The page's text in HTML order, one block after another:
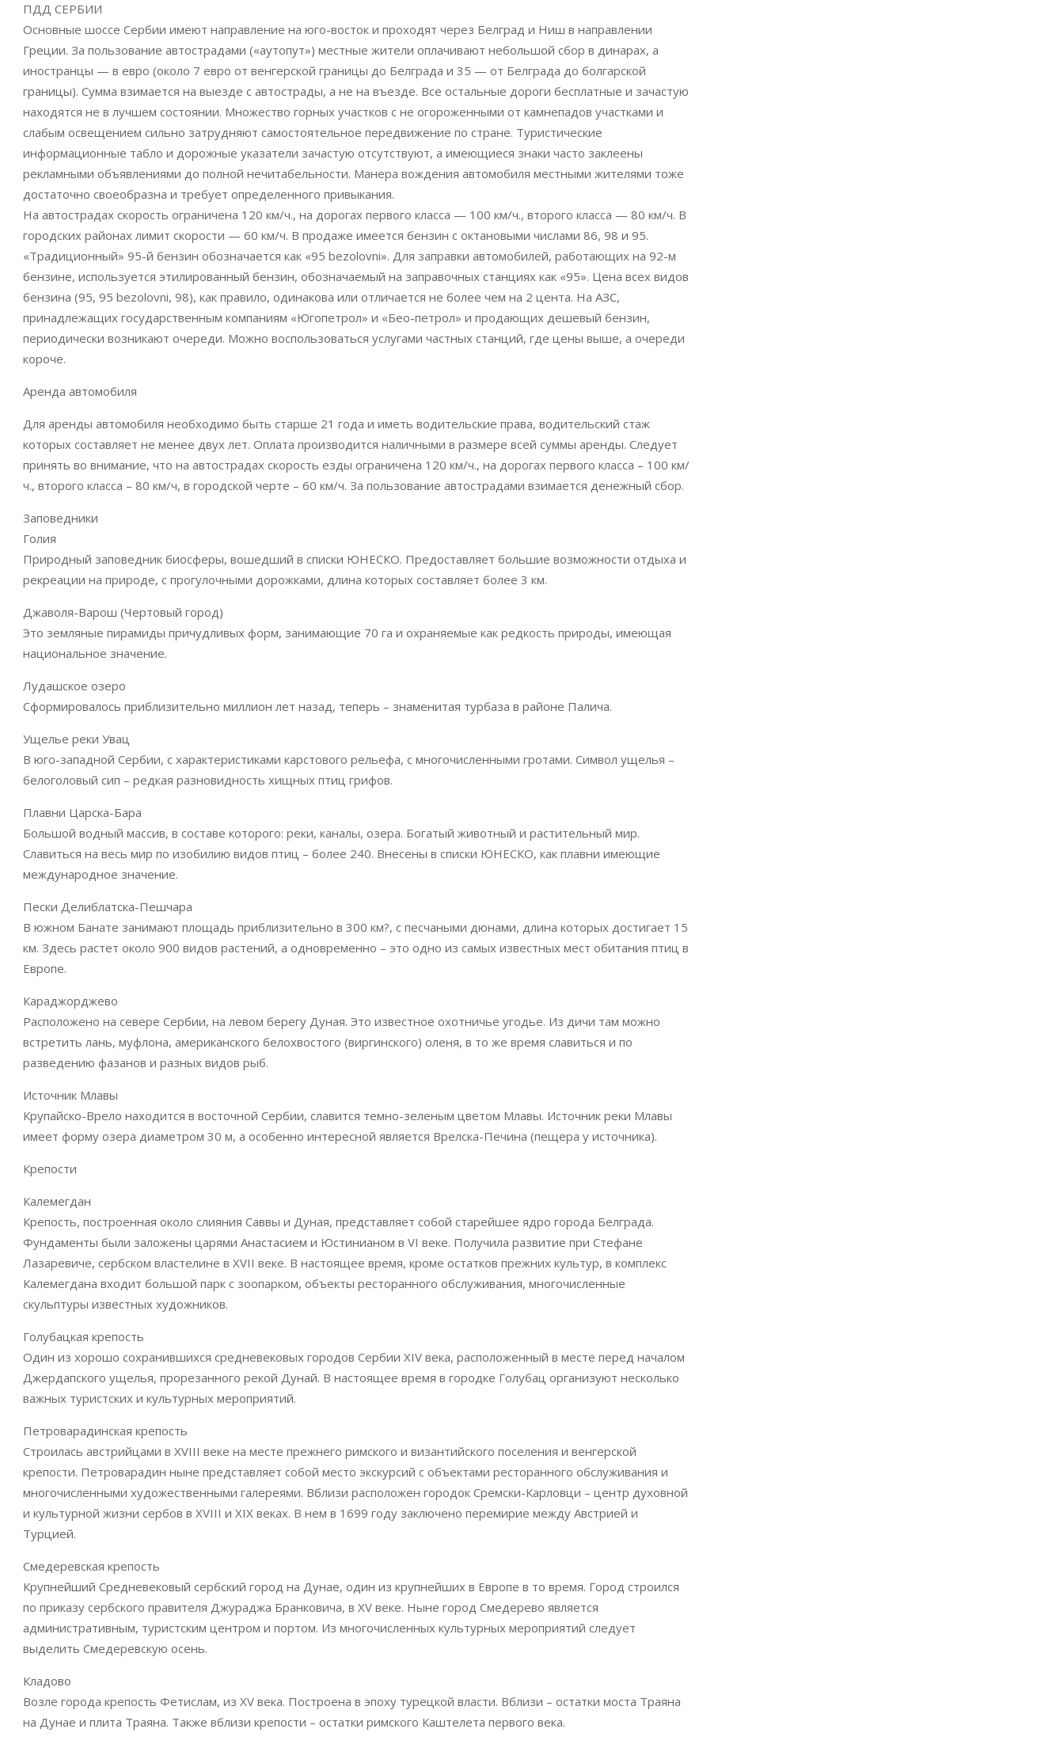
ПДД СЕРБИИ
Основные шоссе Сербии имеют направление на юго-восток и проходят через Белград и Ниш в направлении
Греции. За пользование автострадами («аутопут») местные жители оплачивают небольшой сбор в динарах, а
иностранцы — в евро (около 7 евро от венгерской границы до Белграда и 35 — от Белграда до болгарской
границы). Сумма взимается на выезде с автострады, а не на въезде. Все остальные дороги бесплатные и зачастую
находятся не в лучшем состоянии. Множество горных участков с не огороженными от камнепадов участками и
слабым освещением сильно затрудняют самостоятельное передвижение по стране. Туристические
информационные табло и дорожные указатели зачастую отсутствуют, а имеющиеся знаки часто заклеены
рекламными объявлениями до полной нечитабельности. Манера вождения автомобиля местными жителями тоже
достаточно своеобразна и требует определенного привыкания.
На автострадах скорость ограничена 120 км/ч., на дорогах первого класса — 100 км/ч., второго класса — 80 км/ч. В
городских районах лимит скорости — 60 км/ч. В продаже имеется бензин с октановыми числами 86, 98 и 95.
«Традиционный» 95-й бензин обозначается как «95 bezolovni». Для заправки автомобилей, работающих на 92-м
бензине, используется этилированный бензин, обозначаемый на заправочных станциях как «95». Цена всех видов
бензина (95, 95 bezolovni, 98), как правило, одинакова или отличается не более чем на 2 цента. На АЗС,
принадлежащих государственным компаниям «Югопетрол» и «Бео-петрол» и продающих дешевый бензин,
периодически возникают очереди. Можно воспользоваться услугами частных станций, где цены выше, а очереди
короче.
Аренда автомобиля
Для аренды автомобиля необходимо быть старше 21 года и иметь водительские права, водительский стаж
которых составляет не менее двух лет. Оплата производится наличными в размере всей суммы аренды. Следует
принять во внимание, что на автострадах скорость езды ограничена 120 км/ч., на дорогах первого класса – 100 км/
ч., второго класса – 80 км/ч, в городской черте – 60 км/ч. За пользование автострадами взимается денежный сбор.
Заповедники
Голия
Природный заповедник биосферы, вошедший в списки ЮНЕСКО. Предоставляет большие возможности отдыха и
рекреации на природе, с прогулочными дорожками, длина которых составляет более 3 км.
Джаволя-Варош (Чертовый город)
Это земляные пирамиды причудливых форм, занимающие 70 га и охраняемые как редкость природы, имеющая
национальное значение.
Лудашское озеро
Сформировалось приблизительно миллион лет назад, теперь – знаменитая турбаза в районе Палича.
Ущелье реки Увац
В юго-западной Сербии, с характеристиками карстового рельефа, с многочисленными гротами. Символ ущелья –
белоголовый сип – редкая разновидность хищных птиц грифов.
Плавни Царска-Бара
Большой водный массив, в составе которого: реки, каналы, озера. Богатый животный и растительный мир.
Славиться на весь мир по изобилию видов птиц – более 240. Внесены в списки ЮНЕСКО, как плавни имеющие
международное значение.
Пески Делиблатска-Пешчара
В южном Банате занимают площадь приблизительно в 300 км?, с песчаными дюнами, длина которых достигает 15
км. Здесь растет около 900 видов растений, а одновременно – это одно из самых известных мест обитания птиц в
Европе.
Караджорджево
Расположено на севере Сербии, на левом берегу Дуная. Это известное охотничье угодье. Из дичи там можно
встретить лань, муфлона, американского белохвостого (виргинского) оленя, в то же время славиться и по
разведению фазанов и разных видов рыб.
Источник Млавы
Крупайско-Врело находится в восточной Сербии, славится темно-зеленым цветом Млавы. Источник реки Млавы
имеет форму озера диаметром 30 м, а особенно интересной является Врелска-Печина (пещера у источника).
Крепости
Калемегдан
Крепость, построенная около слияния Саввы и Дуная, представляет собой старейшее ядро города Белграда.
Фундаменты были заложены царями Анастасием и Юстинианом в VI веке. Получила развитие при Стефане
Лазаревиче, сербском властелине в XVII веке. В настоящее время, кроме остатков прежних культур, в комплекс
Калемегдана входит большой парк с зоопарком, объекты ресторанного обслуживания, многочисленные
скульптуры известных художников.
Голубацкая крепость
Один из хорошо сохранившихся средневековых городов Сербии XIV века, расположенный в месте перед началом
Джердапского ущелья, прорезанного рекой Дунай. В настоящее время в городке Голубац организуют несколько
важных туристских и культурных мероприятий.
Петроварадинская крепость
Строилась австрийцами в XVIII веке на месте прежнего римского и византийского поселения и венгерской
крепости. Петроварадин ныне представляет собой место экскурсий с объектами ресторанного обслуживания и
многочисленными художественными галереями. Вблизи расположен городок Сремски-Карловци – центр духовной
и культурной жизни сербов в XVIII и XIX веках. В нем в 1699 году заключено перемирие между Австрией и
Турцией.
Смедеревская крепость
Крупнейший Средневековый сербский город на Дунае, один из крупнейших в Европе в то время. Город строился
по приказу сербского правителя Джураджа Бранковича, в XV веке. Ныне город Смедерево является
административным, туристским центром и портом. Из многочисленных культурных мероприятий следует
выделить Смедеревскую осень.
Кладово
Возле города крепость Фетислам, из XV века. Построена в эпоху турецкой власти. Вблизи – остатки моста Траяна
на Дунае и плита Траяна. Также вблизи крепости – остатки римского Каштелета первого века.